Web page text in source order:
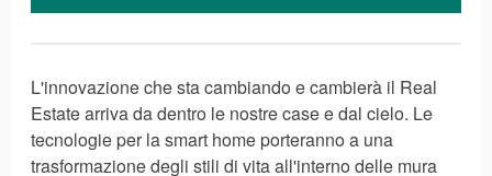
L'innovazione che sta cambiando e cambierà il Real
Estate arriva da dentro le nostre case e dal cielo. Le
tecnologie per la smart home porteranno a una
trasformazione degli stili di vita all'interno delle mura